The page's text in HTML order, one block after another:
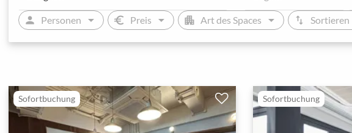
person Personen arrow_drop_down euro Preis arrow_drop_down apartment Art des Spaces arrow_drop_down swap_vert Sortieren
Sofortbuchung Sofortbuchung